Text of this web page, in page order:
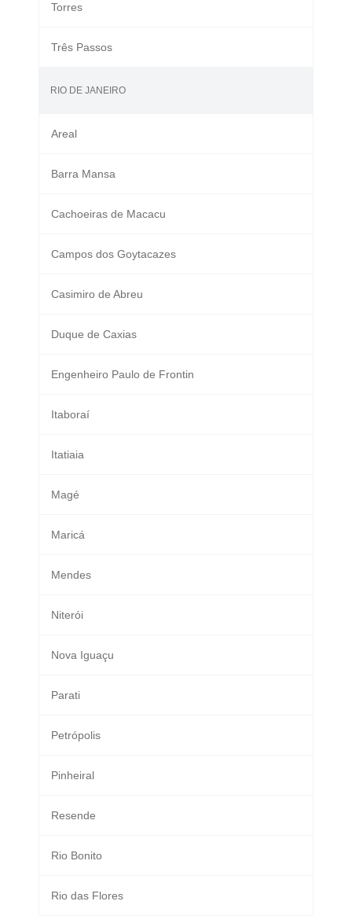
Torres
Três Passos
RIO DE JANEIRO
Areal
Barra Mansa
Cachoeiras de Macacu
Campos dos Goytacazes
Casimiro de Abreu
Duque de Caxias
Engenheiro Paulo de Frontin
Itaboraí
Itatiaia
Magé
Maricá
Mendes
Niterói
Nova Iguaçu
Parati
Petrópolis
Pinheiral
Resende
Rio Bonito
Rio das Flores